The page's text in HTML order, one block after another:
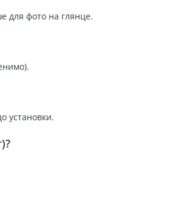
для фото на глянце.
установки.